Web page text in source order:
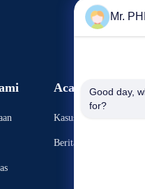
Acara
Kasus-Kasus
Berita
Mr.
Good day,
for?